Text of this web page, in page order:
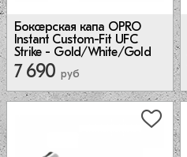
Боксерская капа OPRO
Instant Custom-Fit UFC
Strike - Gold/White/Gold
7 690 руб